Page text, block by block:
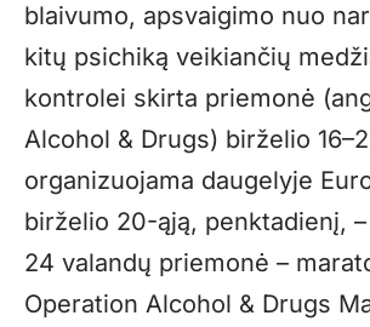
blaivumo, apsvaigimo nuo
kitų psichiką veikiančių
kontrolei skirta priemonė
Alcohol & Drugs) birželio
organizuojama daugelyje
birželio 20-ąją, penktadienį,
24 valandų priemonė –
Operation Alcohol & Drugs